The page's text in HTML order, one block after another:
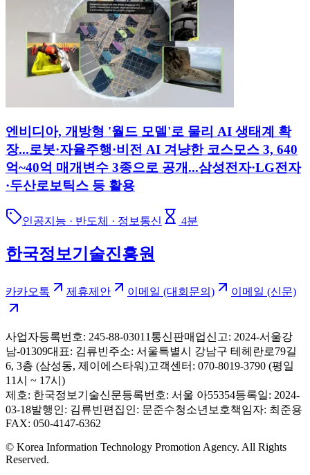
엔비디아, 개방형 '월드 모델'로 물리 AI 생태계 확
장...로봇·자율주행·비전 AI 겨냥한 코스모스 3, 640
억~40억 매개변수 3종으로 공개...삼성전자·LG전자
·두산로보틱스 등 활용
인공지능 · 반도체 · 정보통신 4분
한국정보기술진흥원
카카오톡 제휴제안 이메일 (대회문의) 이메일 (신문)
사업자등록번호: 245-88-03011 통신판매업신고: 2024-서울강
남-01309대표: 김류빈주소: 서울특별시 강남구 테헤란로79길
6, 3층 (삼성동, 제이에스타워)고객센터: 070-8019-3790 (평일
11시 ~ 17시)
제호: 한국정보기술신문등록번호: 서울 아55354등록일: 2024-
03-18발행인: 김류빈편집인: 문준수청소년보호책임자: 최준용
FAX: 050-4147-6362
© Korea Information Technology Promotion Agency. All Rights
Reserved.